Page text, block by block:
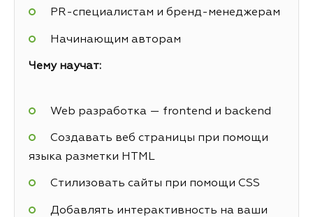
PR-специалистам и бренд-менеджерам
Начинающим авторам
Чему научат:
Web разработка — frontend и backend
Создавать веб страницы при помощи
языка разметки HTML
Стилизовать сайты при помощи CSS
Добавлять интерактивность на ваши